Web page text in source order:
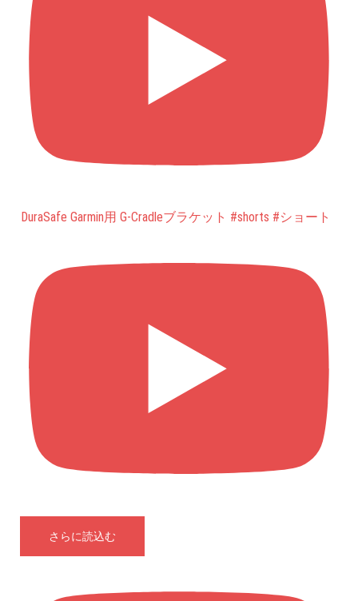
DuraSafe Garmin用 G-Cradleブラケット #shorts #ショート
さらに読込む